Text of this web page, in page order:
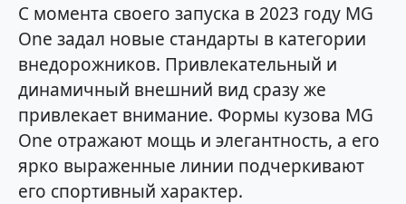
С момента своего запуска в 2023 году MG
One задал новые стандарты в категории
внедорожников. Привлекательный и
динамичный внешний вид сразу же
привлекает внимание. Формы кузова MG
One отражают мощь и элегантность, а его
ярко выраженные линии подчеркивают
его спортивный характер.